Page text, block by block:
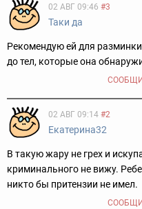
02 АВГ 09:46 #3
Таки да
Рекомендую ей для
до тел, которые она
02 АВГ 09:14 #2
Екатерина32
В такую жару не грех и
криминального не вижу.
никто бы притензии не имел.